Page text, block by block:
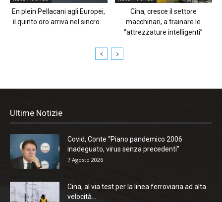
En plein Pellacani agli Europei,
il quinto oro arriva nel sincro...
Cina, cresce il settore
macchinari, a trainare le
“attrezzature intelligenti”
Ultime Notizie
Covid, Conte “Piano pandemico 2006
inadeguato, virus senza precedenti”
7 Agosto 2026
Cina, al via test per la linea ferroviaria ad alta
velocità...